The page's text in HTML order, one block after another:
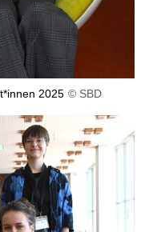
2025 © SBD